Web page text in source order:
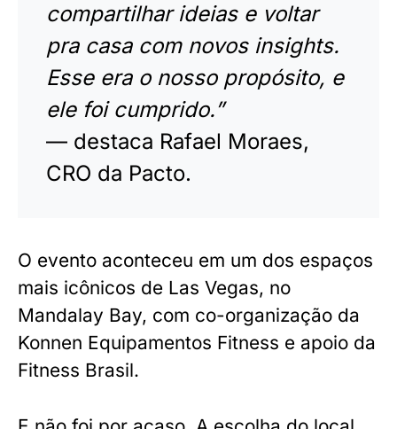
compartilhar ideias e voltar
pra casa com novos insights.
Esse era o nosso propósito, e
ele foi cumprido.”
— destaca Rafael Moraes,
CRO da Pacto.
O evento aconteceu em um dos espaços
mais icônicos de Las Vegas, no
Mandalay Bay, com co-organização da
Konnen Equipamentos Fitness e apoio da
Fitness Brasil.